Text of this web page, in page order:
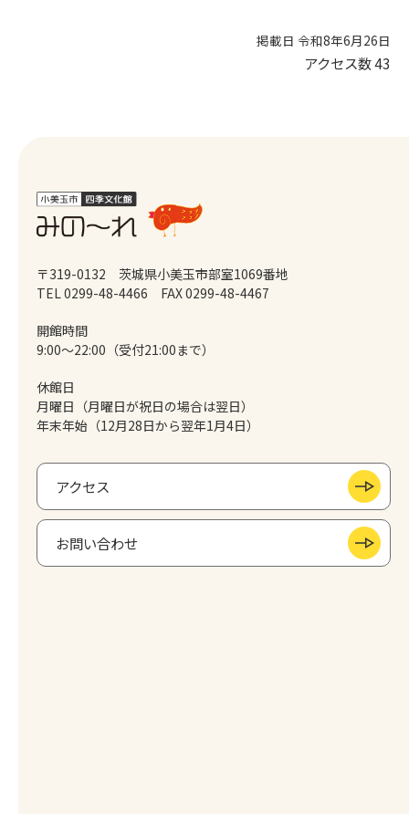
掲載日 令和8年6月26日
アクセス数43
〒319-0132 茨城県小美玉市部室1069番地
TEL 0299-48-4466
FAX 0299-48-4467
開館時間
9:00～22:00（受付21:00まで）
休館日
月曜日（月曜日が祝日の場合は翌日）
年末年始（12月28日から翌年1月4日）
アクセス
お問い合わせ